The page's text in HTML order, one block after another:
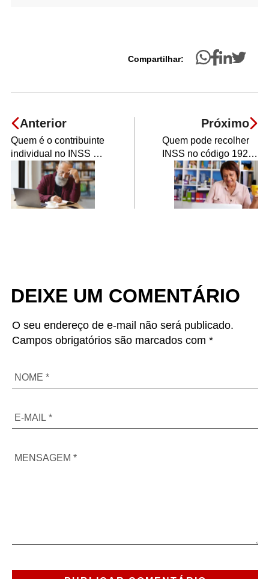
Compartilhar:
Anterior
Quem é o contribuinte
individual no INSS e
quais os benefícios?
Próximo
Quem pode recolher
INSS no código 1929
e quais os direitos?
DEIXE UM COMENTÁRIO
O seu endereço de e-mail não será publicado.
Campos obrigatórios são marcados com *